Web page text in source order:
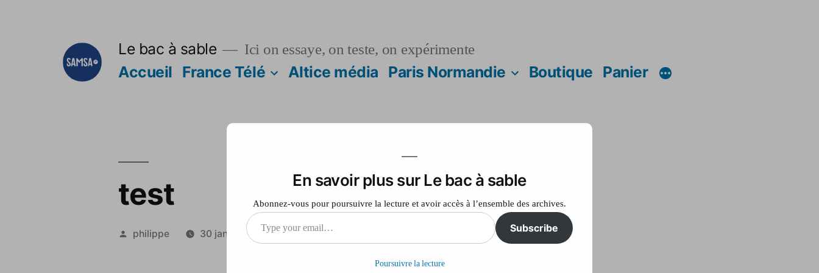
Le bac à sable Ici on essaye, on teste, on expérimente
Accueil France Télé Altice média Paris Normandie Boutique Panier
test
Publié
philippe 30 janvier 2014 Laisser un commentaire
En savoir plus sur Le bac à sable
Abonnez-vous pour poursuivre la lecture et avoir accès à l’ensemble des archives.
Type
your
Subscribe
Poursuivre la lecture